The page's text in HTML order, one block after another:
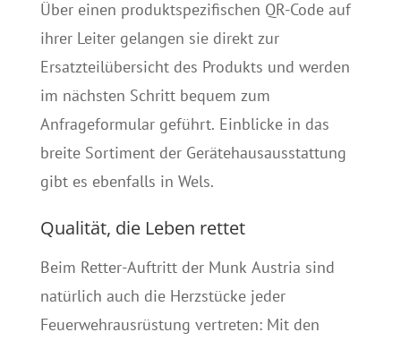
Über einen produktspezifischen QR-Code auf
ihrer Leiter gelangen sie direkt zur
Ersatzteilübersicht des Produkts und werden
im nächsten Schritt bequem zum
Anfrageformular geführt. Einblicke in das
breite Sortiment der Gerätehausausstattung
gibt es ebenfalls in Wels.
Qualität, die Leben rettet
Beim Retter-Auftritt der Munk Austria sind
natürlich auch die Herzstücke jeder
Feuerwehrausrüstung vertreten: Mit den